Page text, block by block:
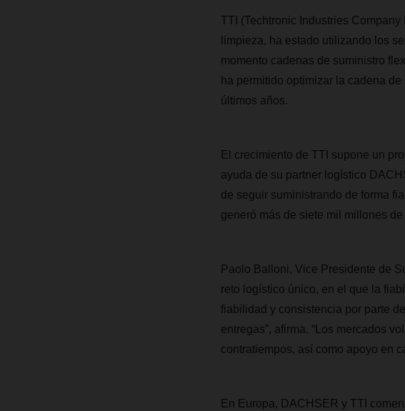
TTI (Techtronic Industries
limpieza, ha estado utilizando los
momento cadenas de suministro
ha permitido optimizar la cadena
últimos años.
El crecimiento de TTI supone un
ayuda de su partner logístico
de seguir suministrando de forma
generó más de siete mil millones
Paolo Balloni, Vice Presidente de
reto logístico único, en el que la
fiabilidad y consistencia por parte
entregas”, afirma. “Los mercados
contratiempos, así como apoyo en
En Europa, DACHSER y TTI